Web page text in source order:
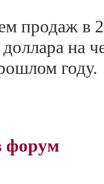
продаж в
на
году.
форум